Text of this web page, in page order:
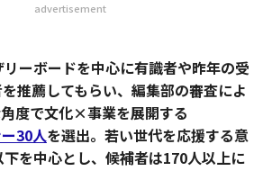
advertisement
ーボードを中心に有識者や昨年の受
推薦してもらい、編集部の審査によ
度で文化×事業を展開する
30人を選出。若い世代を応援する意
を中心とし、候補者は170人以上に